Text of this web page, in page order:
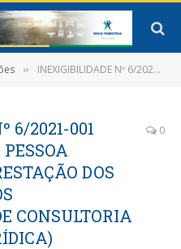
» INEXIGIBILIDADE Nº 6/2021-001 (CONTRATAÇÃO DE PESSOA JURÍDICA PARA PRESTAÇÃO DOS SERVIÇOS TÉCNICOS ESPECIALIZADOS DE CONSULTORIA E ASSESSORIA JURÍDICA)
6/2021-001
DOS
CONSULTORIA
0